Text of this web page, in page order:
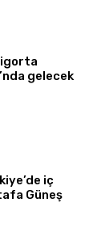
gelecek
iç
Güneş